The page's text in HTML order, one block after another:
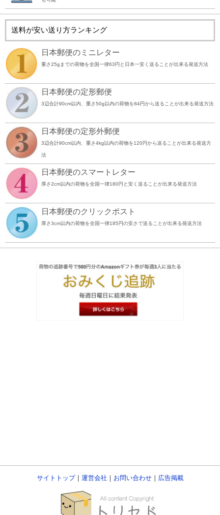
送料が安い送り方ランキング
日本郵便のミニレター
重さ25gまでの荷物を全国一律63円と日本一安く送ることが出来る発送方法
日本郵便の定形郵便
3辺合計90cm以内、重さ50g以内の荷物を84円から送ることが出来る発送方法
日本郵便の定形外郵便
3辺合計90cm以内、重さ4kg以内の荷物を120円から送ることが出来る発送方
法
日本郵便のスマートレター
厚さ2cm以内の荷物を全国一律180円と安く送ることが出来る発送方法
日本郵便のクリックポスト
厚さ3cm以内の荷物を全国一律185円の安さで送ることが出来る発送方法
サイトトップ｜ 運営会社 お問い合わせ｜ 広告掲載